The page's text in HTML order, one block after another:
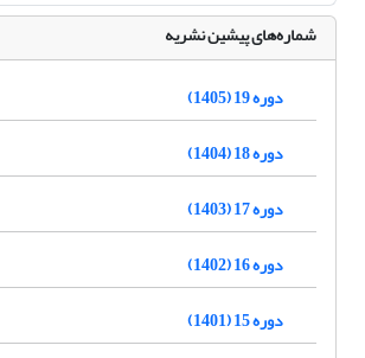
شماره‌های پیشین نشریه
دوره 19 (1405)
دوره 18 (1404)
دوره 17 (1403)
دوره 16 (1402)
دوره 15 (1401)